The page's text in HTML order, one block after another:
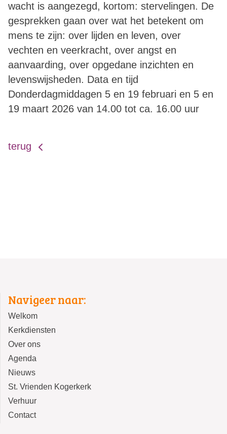
wacht is aangezegd, kortom: stervelingen. De
gesprekken gaan over wat het betekent om
mens te zijn: over lijden en leven, over
vechten en veerkracht, over angst en
aanvaarding, over opgedane inzichten en
levenswijsheden. Data en tijd
Donderdagmiddagen 5 en 19 februari en 5 en
19 maart 2026 van 14.00 tot ca. 16.00 uur
terug
Navigeer naar:
Welkom
Kerkdiensten
Over ons
Agenda
Nieuws
St. Vrienden Kogerkerk
Verhuur
Contact